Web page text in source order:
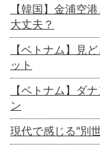
【韓国】金浦空
大丈夫？
【ベトナム】見
ット
【ベトナム】ダ
ン
現代で感じる"別